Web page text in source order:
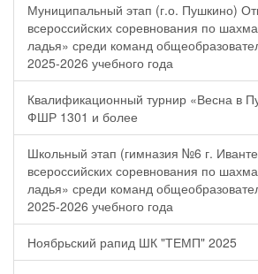
Муниципальный этап (г.о. Пушкино)
всероссийских соревнования по
ладья» среди команд
2025-2026 учебного года
Квалификационный турнир «Весна в
ФШР 1301 и более
Школьный этап (гимназия №6 г.
всероссийских соревнования по
ладья» среди команд
2025-2026 учебного года
Ноябрьский рапид ШК "ТЕМП" 2025